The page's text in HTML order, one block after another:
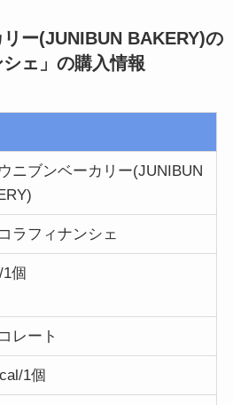
ー(JUNIBUN BAKERY)の
ェ」 の購入情報
ニブンベーカリー(JUNIBUN
ラフィナンシェ
個
レート
1個